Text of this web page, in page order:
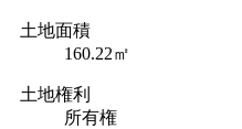
土地面積
160.22㎡
土地権利
所有権